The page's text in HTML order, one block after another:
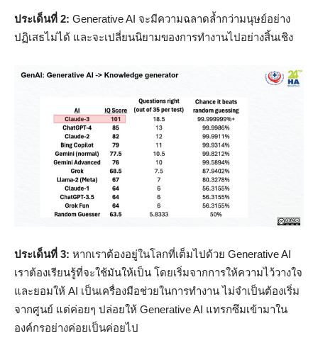
ประเด็นที่ 2: Generative AI จะมีความฉลาดล้ำกว่ามนุษย์อย่าง
ปฏิเสธไม่ได้ และจะเปลี่ยนนิยามของการทำงานไปอย่างสิ้นเชิง
ประเด็นที่ 3: หากเราต้องอยู่ในโลกที่เต็มไปด้วย Generative AI
เราต้องเรียนรู้ที่จะใช้มันให้เป็น โดยเริ่มจากการให้ความไว้วางใจ
และยอมให้ AI เป็นเครื่องมือช่วยในการทำงาน ไม่จำเป็นต้องเริ่ม
จากศูนย์ แต่ค่อยๆ ปล่อยให้ Generative AI แทรกซึมเข้ามาใน
องค์กรอย่างค่อยเป็นค่อยไป